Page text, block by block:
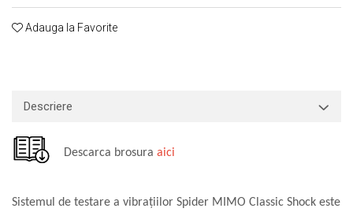
PC, Laptop, Tablete
Device-uri Industriale
Tablete Industriale
Laptopuri Industriale
Robotică
Vibrații
Adauga la Favorite
Descriere
Descarca brosura aici
Sistemul de testare a vibrațiilor Spider MIMO Classic Shock este